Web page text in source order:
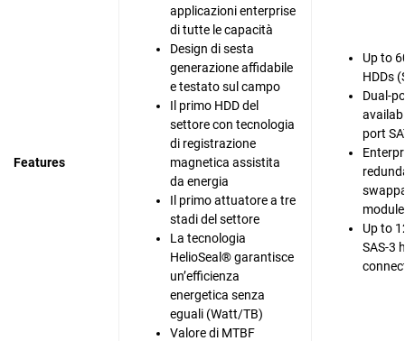
Features
applicazioni enterprise
di tutte le capacità
Design di sesta
generazione affidabile
e testato sul campo
Il primo HDD del
settore con tecnologia
di registrazione
magnetica assistita
da energia
Il primo attuatore a tre
stadi del settore
La tecnologia
HelioSeal® garantisce
un’efficienza
energetica senza
eguali (Watt/TB)
Valore di MTBF
Up to
HDDs
Dual-
port
Up to
SAS-3